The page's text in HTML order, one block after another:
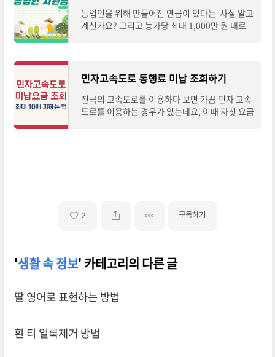
농업인을 위해 만들어진 연금이 있다는 사실 알고
계신가요? 그리고 농가당 최대 1,000만 원 내로
민자고속도로 통행료 미납 조회하기
전국의 고속도로를 이용하다 보면 가끔 민자 고속
도로를 이용하는 경우가 있는데요, 이때 자칫 요금
2 구독하기
'생활 속 정보' 카테고리의 다른 글
딸 영어로 표현하는 방법
흰 티 얼룩제거 방법